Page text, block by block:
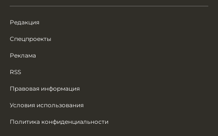
Редакция
Спецпроекты
Реклама
RSS
Правовая информация
Условия использования
Политика конфиденциальности